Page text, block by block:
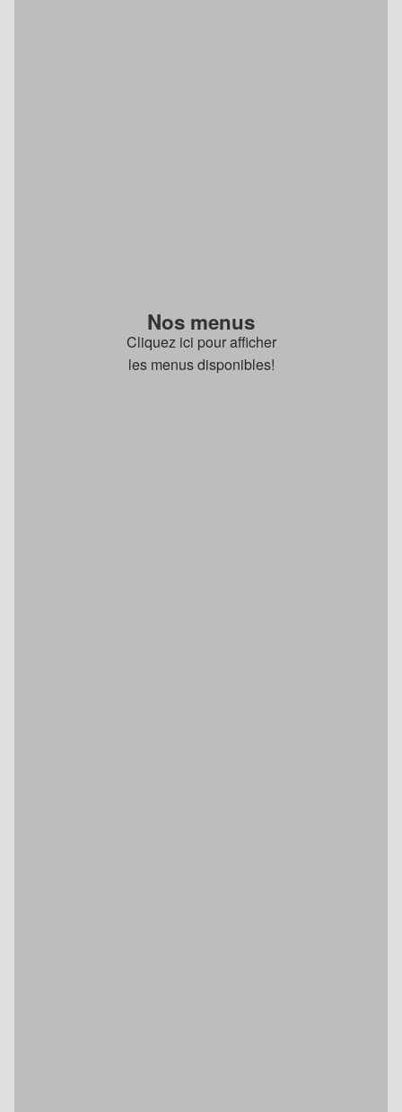
Nos menus
Cliquez ici pour afficher
les menus disponibles!